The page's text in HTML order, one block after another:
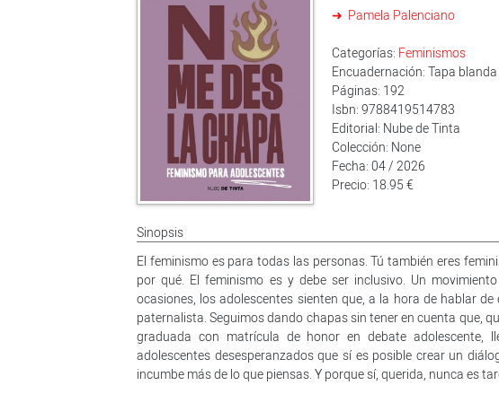
Pamela Palenciano
Categorías: Feminismos
Encuadernación: Tapa
Páginas: 192
Isbn: 9788419514783
Editorial: Nube de Tinta
Colección: None
Fecha: 04 / 2026
Precio: 18.95 €
Sinopsis
El feminismo es para todas las personas. Tú también eres
por qué. El feminismo es y debe ser inclusivo. Un
ocasiones, los adolescentes sienten que, a la hora de hablar
paternalista. Seguimos dando chapas sin tener en cuenta que,
graduada con matrícula de honor en debate
adolescentes desesperanzados que sí es posible crear un
incumbe más de lo que piensas. Y porque sí, querida, nunca es